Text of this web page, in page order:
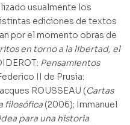
usualmente los
ediciones de textos
por el momento obras de
en torno a la libertad, el
Pensamientos
II de Prusia:
ROUSSEAU (Cartas
filosófica (2006); Immanuel
para una historia